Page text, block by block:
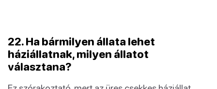
22. Ha bármilyen állata lehet
háziállatnak, milyen állatot
választana?